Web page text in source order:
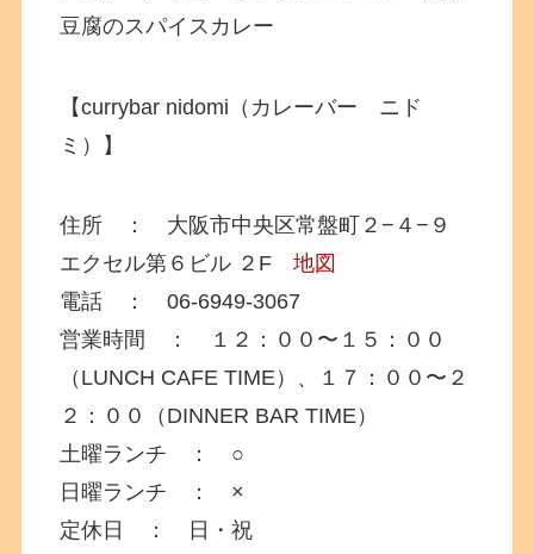
豆腐のスパイスカレー
【currybar nidomi（カレーバー ニド
ミ）】
住所 ： 大阪市中央区常盤町２−４−９
エクセル第６ビル ２F地図
電話 ： 06-6949-3067
営業時間 ： １２：００〜１５：００
（LUNCH CAFE TIME）、１７：００〜２
２：００（DINNER BAR TIME）
土曜ランチ ： ○
日曜ランチ ： ×
定休日 ： 日・祝